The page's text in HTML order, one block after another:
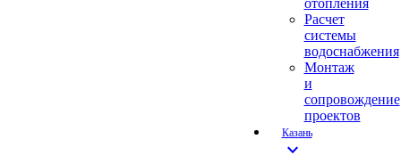
отопления
Расчет
системы
водоснабжения
Монтаж
и
сопровождение
проектов
Казань
expand_more